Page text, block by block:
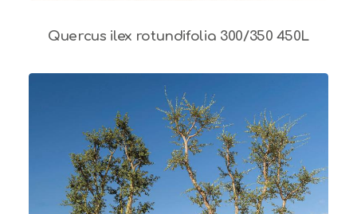
Quercus ilex rotundifolia 300/350 450L